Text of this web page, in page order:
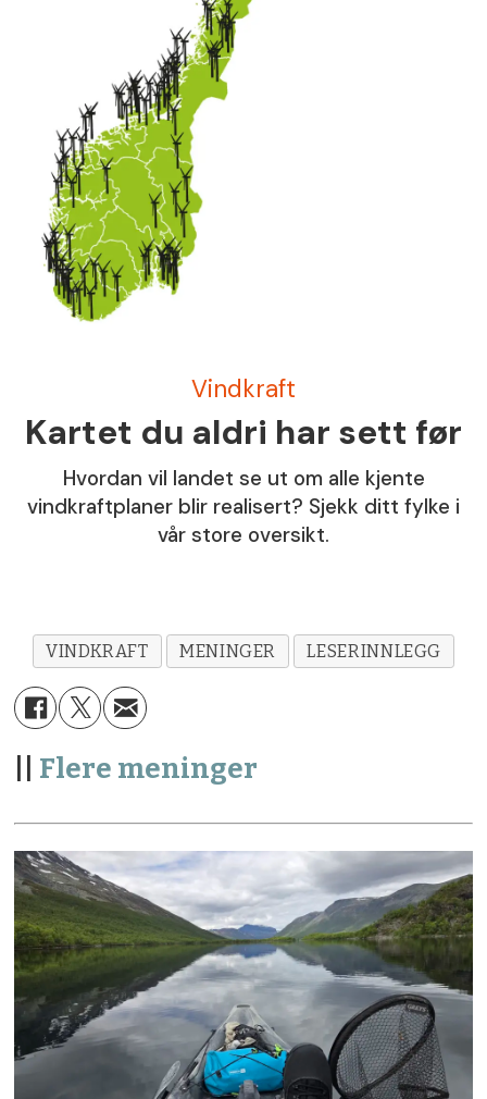
Vindkraft
Kartet du aldri har sett før
Hvordan vil landet se ut om alle kjente
vindkraftplaner blir realisert? Sjekk ditt fylke i
vår store oversikt.
VINDKRAFT MENINGER LESERINNLEGG
Flere meninger